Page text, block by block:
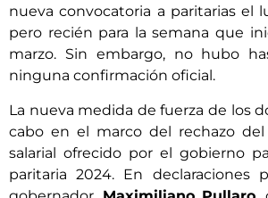
nueva convocatoria a paritarias el
pero recién para la semana que
marzo. Sin embargo, no hubo
ninguna confirmación oficial.
La nueva medida de fuerza de los
cabo en el marco del rechazo
salarial ofrecido por el gobierno
paritaria 2024. En declaraciones